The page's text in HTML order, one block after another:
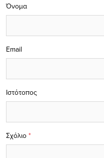
Σχόλιο *
Όνομα
Email
Ιστότοπος